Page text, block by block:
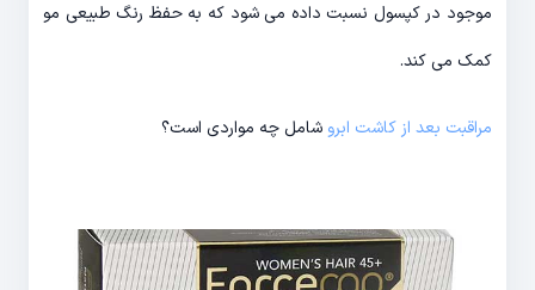
موجود در کپسول نسبت داده می شود که به حفظ رنگ طبیعی مو
کمک می کند.
مراقبت بعد از کاشت ابرو شامل چه مواردی است؟